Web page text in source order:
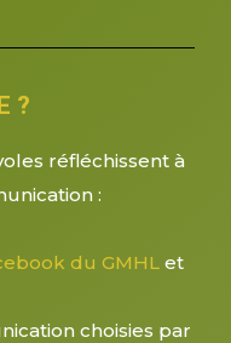
?
réfléchissent à
:
du GMHL et
choisies par